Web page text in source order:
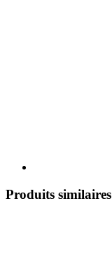
Produits similaires